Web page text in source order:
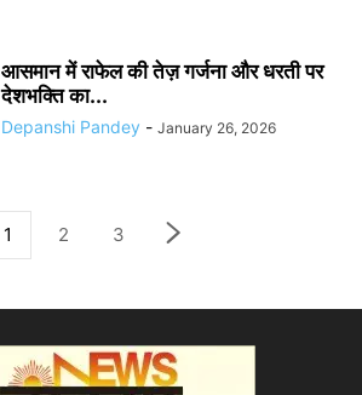
आसमान में राफेल की तेज़ गर्जना और धरती पर
देशभक्ति का...
Depanshi Pandey - January 26, 2026
1 2 3